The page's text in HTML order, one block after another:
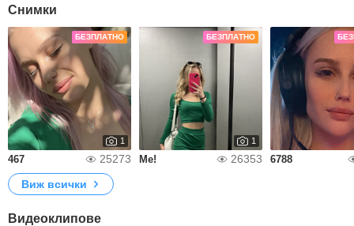
Снимки
БЕЗПЛАТНО
1
467 25273
БЕЗПЛАТНО
1
Me! 26353 6788
Виж всички
Видеоклипове